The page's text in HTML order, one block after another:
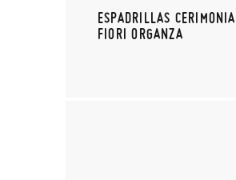
ESPADRILLAS CERIMONIA
FIORI ORGANZA